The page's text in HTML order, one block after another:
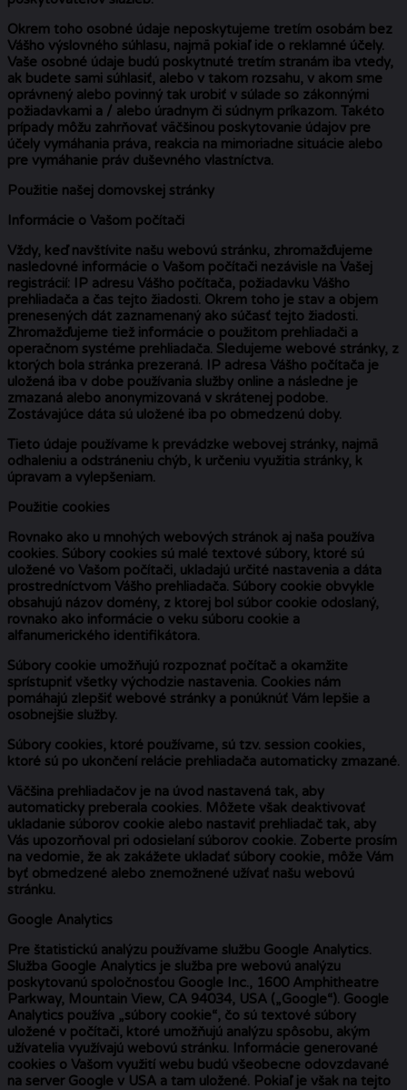
Okrem toho osobné údaje neposkytujeme tretím osobám bez
Vášho výslovného súhlasu, najmä pokiaľ ide o reklamné účely.
Vaše osobné údaje budú poskytnuté tretím stranám iba vtedy,
ak budete sami súhlasiť, alebo v takom rozsahu, v akom sme
oprávnený alebo povinný tak urobiť v súlade so zákonnými
požiadavkami a / alebo úradnym či súdnym príkazom. Takéto
prípady môžu zahrňovať väčšinou poskytovanie údajov pre
účely vymáhania práva, reakcia na mimoriadne situácie alebo
pre vymáhanie práv duševného vlastníctva.
Použitie našej domovskej stránky
Informácie o Vašom počítači
Vždy, keď navštívite našu webovú stránku, zhromažďujeme
nasledovné informácie o Vašom počítači nezávisle na Vašej
registrácií: IP adresu Vášho počítača, požiadavku Vášho
prehliadača a čas tejto žiadosti. Okrem toho je stav a objem
prenesených dát zaznamenaný ako súčasť tejto žiadosti.
Zhromažďujeme tiež informácie o použitom prehliadači a
operačnom systéme prehliadača. Sledujeme webové stránky, z
ktorých bola stránka prezeraná. IP adresa Vášho počítača je
uložená iba v dobe používania služby online a následne je
zmazaná alebo anonymizovaná v skrátenej podobe.
Zostávajúce dáta sú uložené iba po obmedzenú doby.
Tieto údaje používame k prevádzke webovej stránky, najmä
odhaleniu a odstráneniu chýb, k určeniu využitia stránky, k
úpravam a vylepšeniam.
Použitie cookies
Rovnako ako u mnohých webových stránok aj naša používa
cookies. Súbory cookies sú malé textové súbory, ktoré sú
uložené vo Vašom počítači, ukladajú určité nastavenia a dáta
prostredníctvom Vášho prehliadača. Súbory cookie obvykle
obsahujú názov domény, z ktorej bol súbor cookie odoslaný,
rovnako ako informácie o veku súboru cookie a
alfanumerického identifikátora.
Súbory cookie umožňujú rozpoznať počítač a okamžite
sprístupniť všetky východzie nastavenia. Cookies nám
pomáhajú zlepšiť webové stránky a ponúknúť Vám lepšie a
osobnejšie služby.
Súbory cookies, ktoré používame, sú tzv. session cookies,
ktoré sú po ukončení relácie prehliadača automaticky zmazané.
Väčšina prehliadačov je na úvod nastavená tak, aby
automaticky preberala cookies. Môžete však deaktivovať
ukladanie súborov cookie alebo nastaviť prehliadač tak, aby
Vás upozorňoval pri odosielaní súborov cookie. Zoberte prosím
na vedomie, že ak zakážete ukladať súbory cookie, môže Vám
byť obmedzené alebo znemožnené užívať našu webovú
stránku.
Google Analytics
Pre štatistickú analýzu používame službu Google Analytics.
Služba Google Analytics je služba pre webovú analýzu
poskytovanú spoločnosťou Google Inc., 1600 Amphitheatre
Parkway, Mountain View, CA 94034, USA („Google“). Google
Analytics používa „súbory cookie“, čo sú textové súbory
uložené v počítači, ktoré umožňujú analýzu spôsobu, akým
užívatelia využívajú webovú stránku. Informácie generované
cookies o Vašom využití webu budú všeobecne odovzdavané
na server Google v USA a tam uložené. Pokiaľ je však na tejto